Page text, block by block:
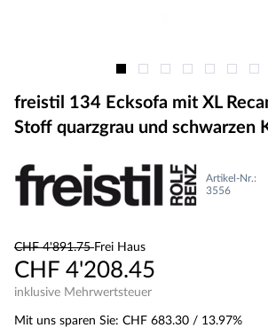
freistil 134 Ecksofa mit XL
Stoff quarzgrau und schwarzen
Artikel-Nr.:
3556
CHF 4'891.75Frei Haus
CHF 4'208.45
inklusive Mehrwertsteuer
Mit uns sparen Sie: CHF 683.30 / 13.97%